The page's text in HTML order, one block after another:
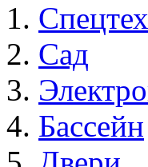
Сад
Бассейн